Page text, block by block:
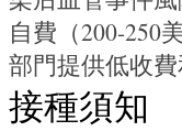
自費（200-250
部門提供低收費
接種須知